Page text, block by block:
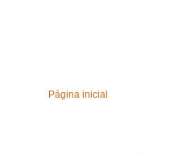
Página inicial